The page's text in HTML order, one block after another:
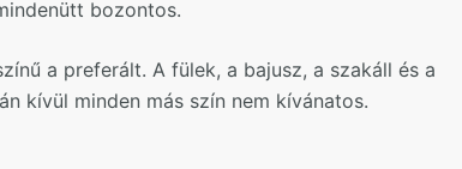
bozontos.
a preferált. A fülek, a bajusz, a szakáll és a
kívül minden más szín nem kívánatos.